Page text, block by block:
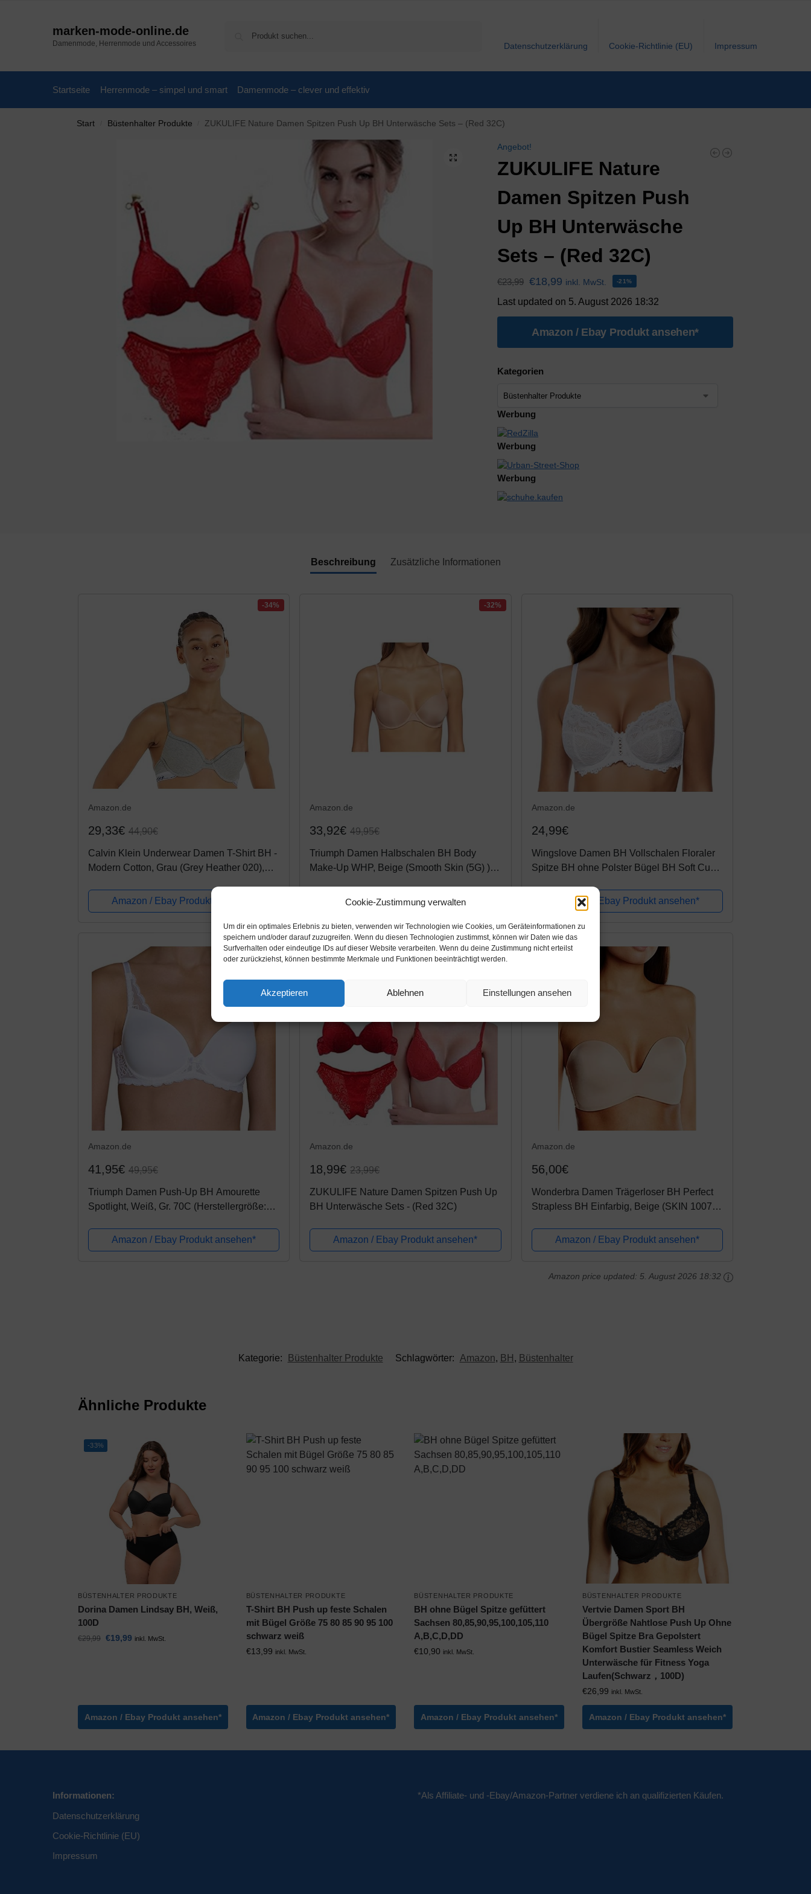
Cookie-Zustimmung verwalten
Um dir ein optimales Erlebnis zu bieten, verwenden wir Technologien wie Cookies, um Geräteinformationen zu
speichern und/oder darauf zuzugreifen. Wenn du diesen Technologien zustimmst, können wir Daten wie das
Surfverhalten oder eindeutige IDs auf dieser Website verarbeiten. Wenn du deine Zustimmung nicht erteilst
oder zurückziehst, können bestimmte Merkmale und Funktionen beeinträchtigt werden.
Akzeptieren Ablehnen Einstellungen ansehen
marken-mode-online.de
Damenmode, Herrenmode und Accessoires Datenschutzerklärung Cookie-Richtlinie (EU) Impressum
Startseite Herrenmode – simpel und smart Damenmode – clever und effektiv
Start Büstenhalter Produkte ZUKULIFE Nature Damen Spitzen Push Up BH Unterwäsche Sets – (Red 32C)
Angebot!
ZUKULIFE Nature
Damen Spitzen Push
Up BH Unterwäsche
Sets – (Red 32C)
€23,99 €18,99 inkl. MwSt. -21%
Last updated on 5. August 2026 18:32
Amazon / Ebay Produkt ansehen*
Kategorien
Werbung
Werbung
Werbung
Beschreibung Zusätzliche Informationen
-34%
Amazon.de
29,33€ 44,90€
Calvin Klein Underwear Damen T-Shirt BH -
Modern Cotton, Grau (Grey Heather 020),
Amazon / Ebay Produkt ansehen*
-32%
Amazon.de
33,92€49,95€
Triumph Damen Halbschalen BH Body
Make-Up WHP, Beige (Smooth Skin (5G) ),
Amazon / Ebay Produkt ansehen*
Amazon.de
24,99€
Wingslove Damen BH Vollschalen Floraler
Spitze BH ohne Polster Bügel BH Soft Cup
Amazon / Ebay Produkt ansehen*
-16%
Amazon.de
41,95€ 49,95€
Triumph Damen Push-Up BH Amourette
Spotlight, Weiß, Gr. 70C (Herstellergröße:
Amazon / Ebay Produkt ansehen*
-20%
Amazon.de
18,99€23,99€
ZUKULIFE Nature Damen Spitzen Push Up
BH Unterwäsche Sets - (Red 32C)
Amazon / Ebay Produkt ansehen*
Amazon.de
56,00€
Wonderbra Damen Trägerloser BH Perfect
Strapless BH Einfarbig, Beige (SKIN 1007),
Amazon / Ebay Produkt ansehen*
Amazon price updated: 5. August 2026 18:32
Kategorie: Büstenhalter Produkte Schlagwörter: Amazon, BH , Büstenhalter
Ähnliche Produkte
-33%
BÜSTENHALTER PRODUKTE
Dorina Damen Lindsay BH, Weiß,
100D
€29,99 €19,99 inkl. MwSt.
Amazon / Ebay Produkt ansehen*
BÜSTENHALTER PRODUKTE
T-Shirt BH Push up feste Schalen
mit Bügel Größe 75 80 85 90 95 100
schwarz weiß
€13,99 inkl. MwSt.
Amazon / Ebay Produkt ansehen*
BÜSTENHALTER PRODUKTE
BH ohne Bügel Spitze gefüttert
Sachsen 80,85,90,95,100,105,110
A,B,C,D,DD
€10,90 inkl. MwSt.
Amazon / Ebay Produkt ansehen*
BÜSTENHALTER PRODUKTE
Vertvie Damen Sport BH
Übergröße Nahtlose Push Up Ohne
Bügel Spitze Bra Gepolstert
Komfort Bustier Seamless Weich
Unterwäsche für Fitness Yoga
Laufen(Schwarz，100D)
€26,99 inkl. MwSt.
Amazon / Ebay Produkt ansehen*
Informationen:
Datenschutzerklärung
Cookie-Richtlinie (EU)
Impressum
*Als Affiliate- und -Ebay/Amazon-Partner verdiene ich an qualifizierten Käufen.